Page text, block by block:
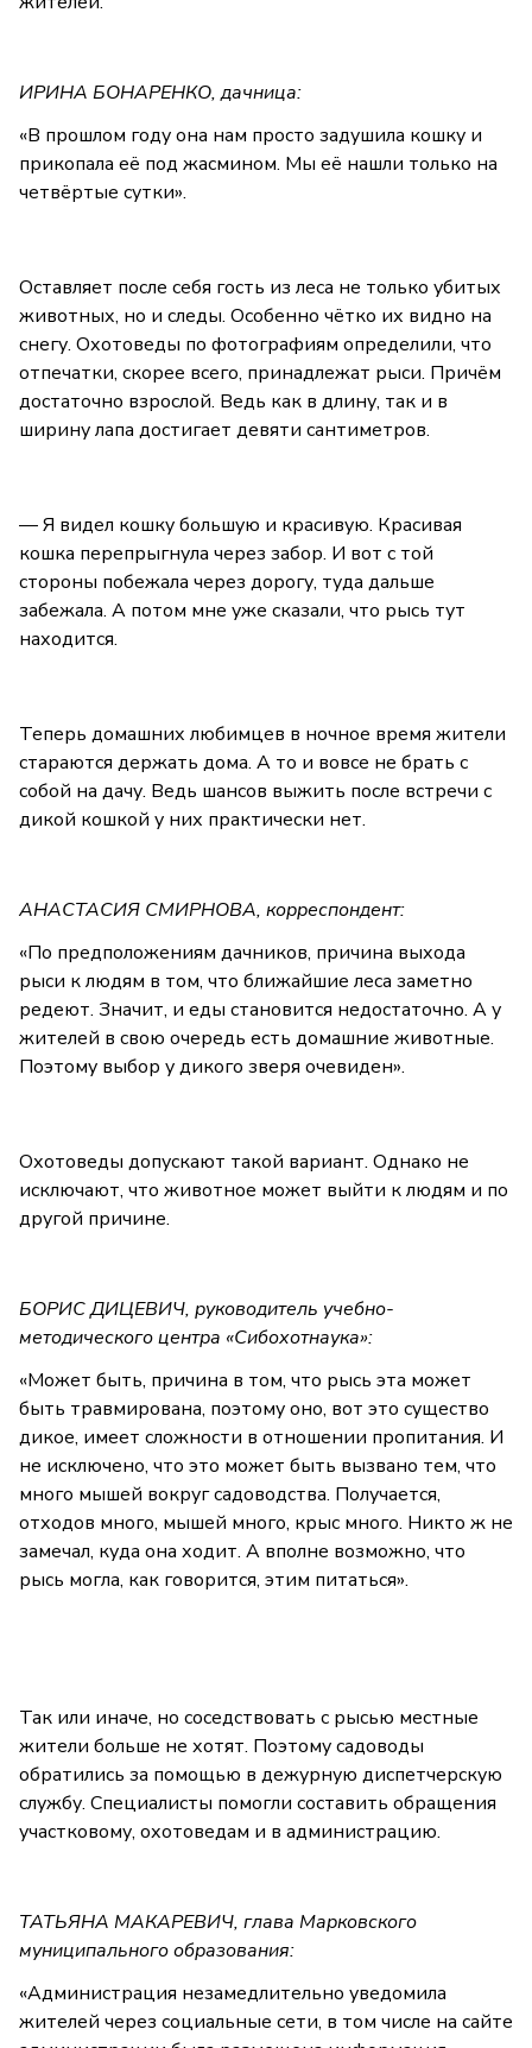
ИРИНА БОНАРЕНКО, дачница:
«В прошлом году она нам просто задушила кошку и
прикопала её под жасмином. Мы её нашли только на
четвёртые сутки».
Оставляет после себя гость из леса не только убитых
животных, но и следы. Особенно чётко их видно на
снегу. Охотоведы по фотографиям определили, что
отпечатки, скорее всего, принадлежат рыси. Причём
достаточно взрослой. Ведь как в длину, так и в
ширину лапа достигает девяти сантиметров.
— Я видел кошку большую и красивую. Красивая
кошка перепрыгнула через забор. И вот с той
стороны побежала через дорогу, туда дальше
забежала. А потом мне уже сказали, что рысь тут
находится.
Теперь домашних любимцев в ночное время жители
стараются держать дома. А то и вовсе не брать с
собой на дачу. Ведь шансов выжить после встречи с
дикой кошкой у них практически нет.
АНАСТАСИЯ СМИРНОВА, корреспондент:
«По предположениям дачников, причина выхода
рыси к людям в том, что ближайшие леса заметно
редеют. Значит, и еды становится недостаточно. А у
жителей в свою очередь есть домашние животные.
Поэтому выбор у дикого зверя очевиден».
Охотоведы допускают такой вариант. Однако не
исключают, что животное может выйти к людям и по
другой причине.
БОРИС ДИЦЕВИЧ, руководитель учебно-
методического центра «Сибохотнаука»:
«Может быть, причина в том, что рысь эта может
быть травмирована, поэтому оно, вот это существо
дикое, имеет сложности в отношении пропитания. И
не исключено, что это может быть вызвано тем, что
много мышей вокруг садоводства. Получается,
отходов много, мышей много, крыс много. Никто ж не
замечал, куда она ходит. А вполне возможно, что
рысь могла, как говорится, этим питаться».
Так или иначе, но соседствовать с рысью местные
жители больше не хотят. Поэтому садоводы
обратились за помощью в дежурную диспетчерскую
службу. Специалисты помогли составить обращения
участковому, охотоведам и в администрацию.
ТАТЬЯНА МАКАРЕВИЧ, глава Марковского
муниципального образования:
«Администрация незамедлительно уведомила
жителей через социальные сети, в том числе на сайте